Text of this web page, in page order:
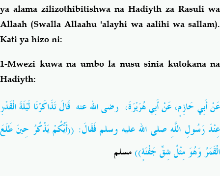
ya alama zilizothibitishwa na Hadiyth za Rasuli wa
Allaah (Swalla Allaahu 'alayhi wa aalihi wa sallam).
Kati ya hizo ni:
1-Mwezi kuwa na umbo la nusu sinia kutokana na
Hadiyth:
عَنْ أَبِي حَازِمٍ، عَنْ أَبِي هُرَيْرَةَ، رضى الله عنه قَالَ تَذَاكَرْنَا لَيْلَةَ الْقَدْرِ
عِنْدَ رَسُولِ اللَّهِ صلى الله عليه وسلم فَقَالَ: ((أَيُّكُمْ يَذْكُرُ حِينَ طَلَعَ
الْقَمَرُ وَهُوَ مِثْلُ شِقِّ جَفْنَةٍ))مسلم